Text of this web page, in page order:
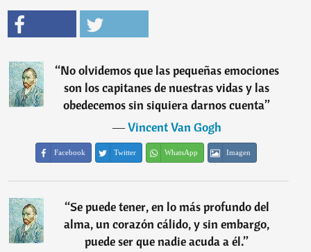
“No olvidemos que las pequeñas emociones
son los capitanes de nuestras vidas y las
obedecemos sin siquiera darnos cuenta”
―Vincent Van Gogh
Facebook Twitter WhatsApp Imagen
“Se puede tener, en lo más profundo del
alma, un corazón cálido, y sin embargo,
puede ser que nadie acuda a él.”